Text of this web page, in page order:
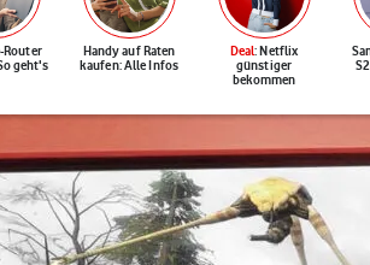
Router
geht's
Handy auf Raten
kaufen: Alle Infos
Deal: Netflix
günstiger
bekommen